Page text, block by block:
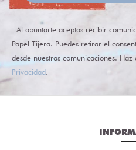
Al apuntarte aceptas recibir
Papel Tijera. Puedes retirar el
desde nuestras comunicaciones.
Privacidad.